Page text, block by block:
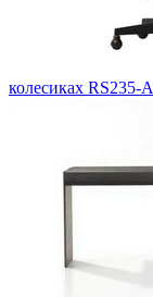
колесиках RS235-A